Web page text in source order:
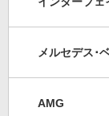
メルセデス･
AMG